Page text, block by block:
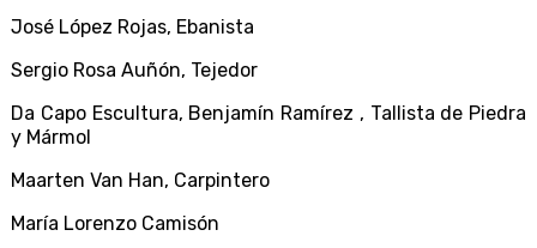
José López Rojas, Ebanista
Sergio Rosa Auñón, Tejedor
Da Capo Escultura, Benjamín Ramírez , Tallista de Piedra
y Mármol
Maarten Van Han, Carpintero
María Lorenzo Camisón